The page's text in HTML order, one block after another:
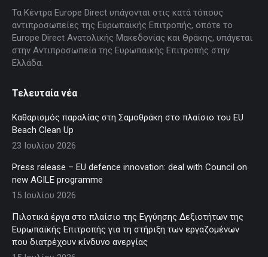
windowwindowwindowwindowwindow
Τα Κέντρα Europe Direct υπάγονται στις κατά τόπους
αντιπροσωπείες της Ευρωπαϊκής Επιτροπής, οπότε το
Europe Direct Ανατολικής Μακεδονίας και Θράκης, υπάγεται
στην Αντιπροσωπεία της Ευρωπαϊκής Επιτροπής στην
Ελλάδα.
Τελευταία νέα
Καθαρισμός παραλίας στη Σαμοθράκη στο πλαίσιο του EU
Beach Clean Up
23 Ιουλίου 2026
Press release – EU defence innovation: deal with Council on
new AGILE programme
15 Ιουλίου 2026
Πιλοτικά έργα στο πλαίσιο της Εγγύησης Δεξιοτήτων της
Ευρωπαϊκής Επιτροπής για τη στήριξη των εργαζομένων
που διατρέχουν κίνδυνο ανεργίας